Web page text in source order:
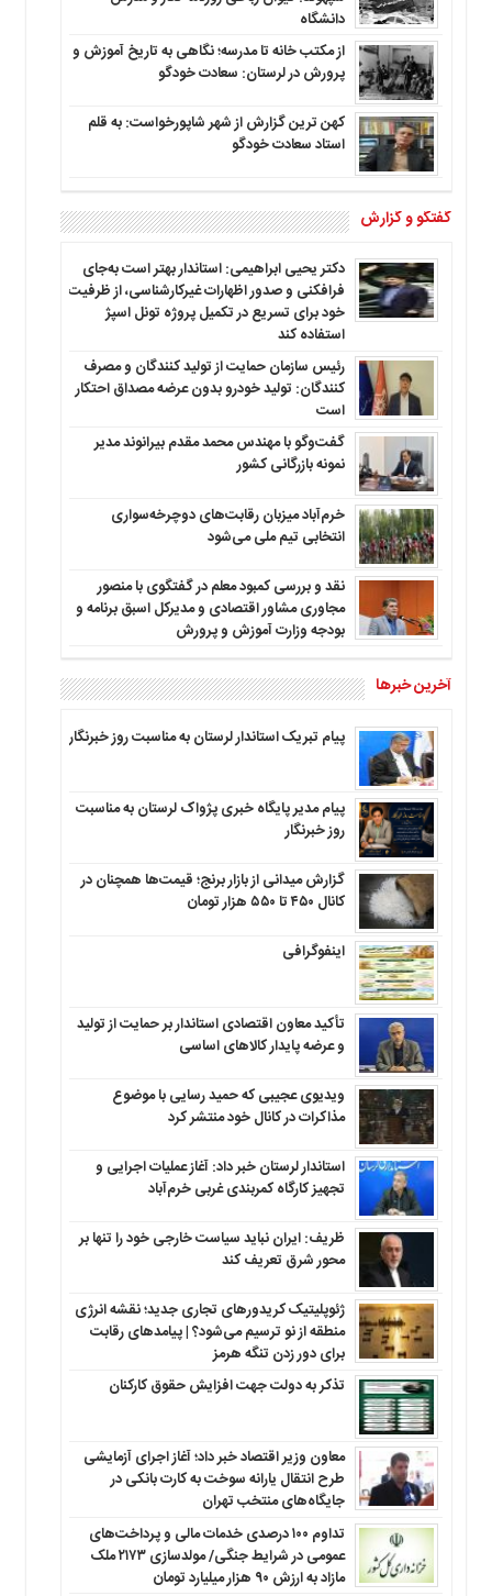
دانشگاه
از مکتب خانه تا مدرسه؛ نگاهی به تاریخ آموزش و
پرورش در لرستان: سعادت خودگو
کهن ترین گزارش از شهر شاپورخواست: به قلم
استاد سعادت خودگو
گفتگو و گزارش
دکتر یحیی ابراهیمی: استاندار بهتر است به‌جای
فرافکنی و صدور اظهارات غیرکارشناسی، از ظرفیت
خود برای تسریع در تکمیل پروژه تونل اسپژ
استفاده کند
رئیس سازمان حمایت از تولید کنندگان و مصرف
کنندگان: تولید خودرو بدون عرضه مصداق احتکار
است
گفت‌وگو با مهندس محمد مقدم بیرانوند مدیر
نمونه بازرگانی کشور
خرم‌آباد میزبان رقابت‌های دوچرخه‌سواری
انتخابی تیم ملی می‌شود
نقد و بررسی کمبود معلم در گفتگوی با منصور
مجاوری مشاور اقتصادی و مدیرکل اسبق برنامه و
بودجه وزارت آموزش و پرورش
آخرین خبرها
پیام تبریک استاندار لرستان به‌ مناسبت روز خبرنگار
پیام مدیر پایگاه خبری پژواک لرستان به مناسبت
روز خبرنگار
گزارش میدانی از بازار برنج؛ قیمت‌ها همچنان در
کانال ۴۵۰ تا ۵۵۰ هزار تومان
اینفوگرافی
تأکید معاون اقتصادی استاندار بر حمایت از تولید
و عرضه پایدار کالاهای اساسی
ویدیوی عجیبی که حمید رسایی با موضوع
مذاکرات در کانال خود منتشر کرد
استاندار لرستان خبر داد: آغاز عملیات اجرایی و
تجهیز کارگاه کمربندی غربی خرم‌آباد
ظریف: ایران نباید سیاست خارجی خود را تنها بر
محور شرق تعریف کند
ژئوپلیتیک کریدورهای تجاری جدید؛ نقشه انرژی
منطقه‌ از نو ترسیم می‌شود؟ | پیامدهای رقابت
برای دور زدن تنگه هرمز
تذکر به دولت جهت افزایش حقوق کارکنان ‌
معاون وزیر اقتصاد خبر داد؛ آغاز اجرای آزمایشی
طرح انتقال یارانه سوخت به کارت بانکی در
جایگاه‌های منتخب تهران
تداوم ۱۰۰ درصدی خدمات مالی و پرداخت‌های
عمومی در شرایط جنگی/ مولدسازی ۲۱۷۳ ملک
مازاد به ارزش ۹۰ هزار میلیارد تومان